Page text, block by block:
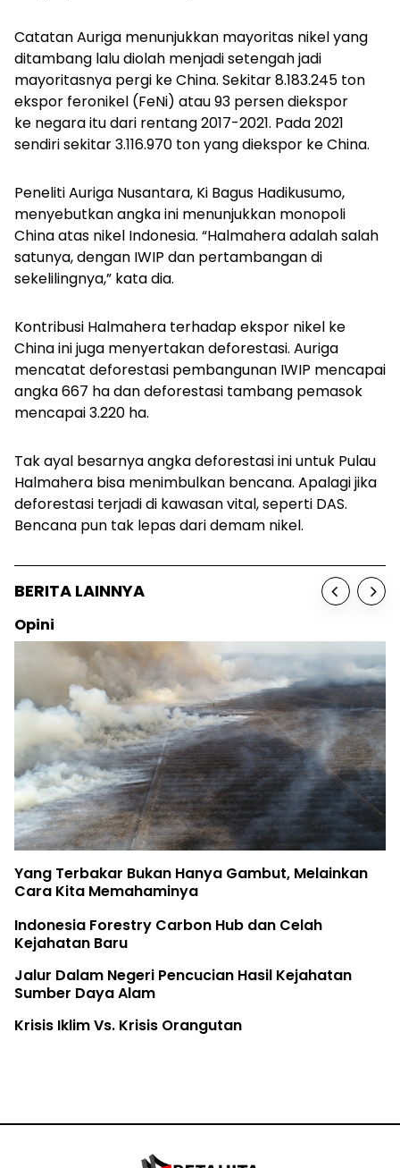
Catatan Auriga menunjukkan mayoritas nikel yang
ditambang lalu diolah menjadi setengah jadi
mayoritasnya pergi ke China. Sekitar 8.183.245 ton
ekspor feronikel (FeNi) atau 93 persen diekspor
ke negara itu dari rentang 2017-2021. Pada 2021
sendiri sekitar 3.116.970 ton yang diekspor ke China.
Peneliti Auriga Nusantara, Ki Bagus Hadikusumo,
menyebutkan angka ini menunjukkan monopoli
China atas nikel Indonesia. “Halmahera adalah salah
satunya, dengan IWIP dan pertambangan di
sekelilingnya,” kata dia.
Kontribusi Halmahera terhadap ekspor nikel ke
China ini juga menyertakan deforestasi. Auriga
mencatat deforestasi pembangunan IWIP mencapai
angka 667 ha dan deforestasi tambang pemasok
mencapai 3.220 ha.
Tak ayal besarnya angka deforestasi ini untuk Pulau
Halmahera bisa menimbulkan bencana. Apalagi jika
deforestasi terjadi di kawasan vital, seperti DAS.
Bencana pun tak lepas dari demam nikel.
BERITA LAINNYA
Birute Galdikas, Ibu para Orangutan,
The Earth Belongs to the Youth
Rifya Melawan Raksasa
Fatur Meronda Belantara dari Udara